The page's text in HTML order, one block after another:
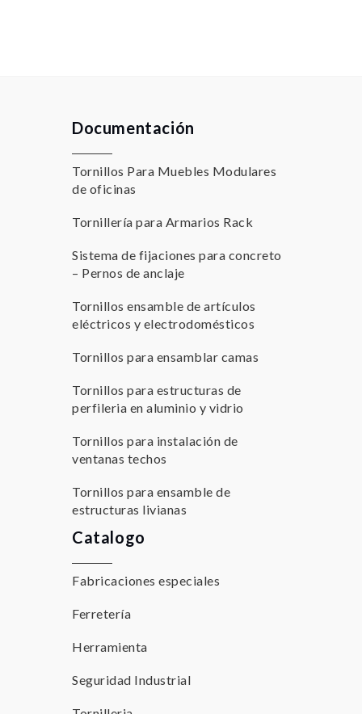
Documentación
Tornillos Para Muebles Modulares
de oficinas
Tornillería para Armarios Rack
Sistema de fijaciones para concreto
– Pernos de anclaje
Tornillos ensamble de artículos
eléctricos y electrodomésticos
Tornillos para ensamblar camas
Tornillos para estructuras de
perfileria en aluminio y vidrio
Tornillos para instalación de
ventanas techos
Tornillos para ensamble de
estructuras livianas
Catalogo
Fabricaciones especiales
Ferretería
Herramienta
Seguridad Industrial